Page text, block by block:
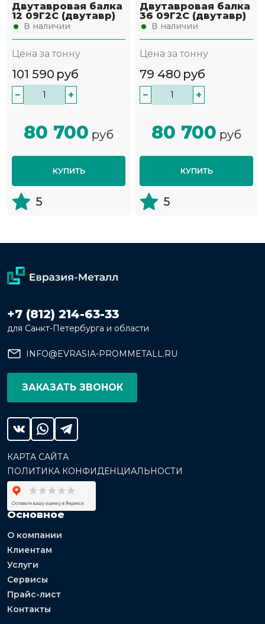
Двутавровая балка
12 09Г2С (двутавр)
В наличии
Цена за тонну
101 590 руб
− +
80 700 руб
КУПИТЬ
5
Двутавровая балка
36 09Г2С (двутавр)
В наличии
Цена за тонну
79 480 руб
− +
80 700 руб
КУПИТЬ
5
+7 (812) 214-63-33
для Санкт-Петербурга и области
INFO@EVRASIA-PROMMETALL.RU
ЗАКАЗАТЬ ЗВОНОК
КАРТА САЙТА
ПОЛИТИКА КОНФИДЕНЦИАЛЬНОСТИ
Основное
О компании
Клиентам
Услуги
Сервисы
Прайс-лист
Контакты